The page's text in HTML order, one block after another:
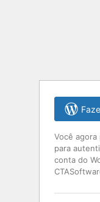
Você
para
conta do